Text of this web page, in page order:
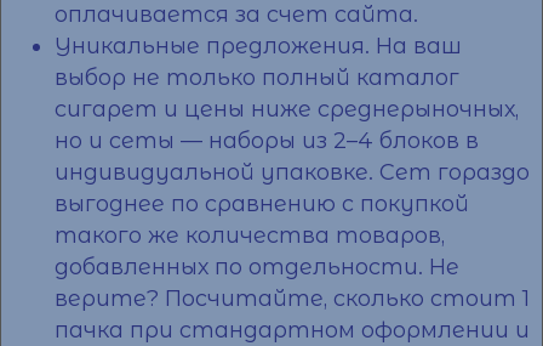
оплачивается за счет сайта.
Уникальные предложения. На ваш
выбор не только полный каталог
сигарет и цены ниже среднерыночных,
но и сеты — наборы из 2–4 блоков в
индивидуальной упаковке. Сет гораздо
выгоднее по сравнению с покупкой
такого же количества товаров,
добавленных по отдельности. Не
верите? Посчитайте, сколько стоит 1
пачка при стандартном оформлении и